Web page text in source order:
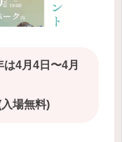
4月4日〜4月
場無料)